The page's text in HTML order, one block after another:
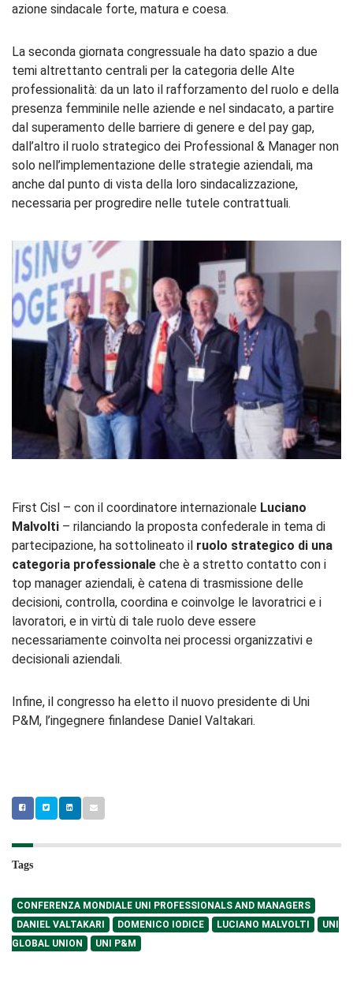
azione sindacale forte, matura e coesa.
La seconda giornata congressuale ha dato spazio a due
temi altrettanto centrali per la categoria delle Alte
professionalità: da un lato il rafforzamento del ruolo e della
presenza femminile nelle aziende e nel sindacato, a partire
dal superamento delle barriere di genere e del pay gap,
dall’altro il ruolo strategico dei Professional & Manager non
solo nell’implementazione delle strategie aziendali, ma
anche dal punto di vista della loro sindacalizzazione,
necessaria per progredire nelle tutele contrattuali.
First Cisl – con il coordinatore internazionale Luciano
Malvolti – rilanciando la proposta confederale in tema di
partecipazione, ha sottolineato il ruolo strategico di una
categoria professionale che è a stretto contatto con i
top manager aziendali, è catena di trasmissione delle
decisioni, controlla, coordina e coinvolge le lavoratrici e i
lavoratori, e in virtù di tale ruolo deve essere
necessariamente coinvolta nei processi organizzativi e
decisionali aziendali.
Infine, il congresso ha eletto il nuovo presidente di Uni
P&M, l’ingegnere finlandese Daniel Valtakari.
Tags
CONFERENZA MONDIALE UNI PROFESSIONALS AND MANAGERS
DANIEL VALTAKARI
DOMENICO IODICE LUCIANO MALVOLTI
UNI
GLOBAL UNION
UNI P&M